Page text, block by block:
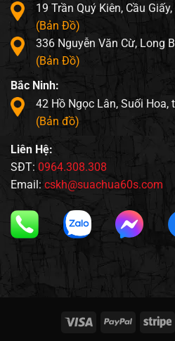
19 Trần Quý Kiên, Cầu Giấy,
(Bản Đồ)
336 Nguyễn Văn Cừ, Long
(Bản Đồ)
Bắc Ninh:
42 Hồ Ngọc Lân, Suối Hoa,
(Bản đồ)
Liên Hệ:
SĐT: 0964.308.308
Email: cskh@suachua60s.com
Visa PayPal